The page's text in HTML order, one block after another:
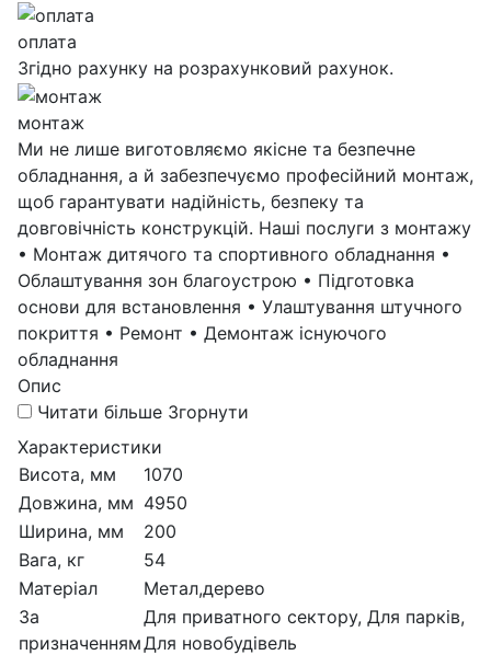
оплата
Згідно рахунку на розрахунковий рахунок.
монтаж
Ми не лише виготовляємо якісне та безпечне
обладнання, а й забезпечуємо професійний монтаж,
щоб гарантувати надійність, безпеку та
довговічність конструкцій. Наші послуги з монтажу
• Монтаж дитячого та спортивного обладнання •
Облаштування зон благоустрою • Підготовка
основи для встановлення • Улаштування штучного
покриття • Ремонт • Демонтаж існуючого
обладнання
Опис
Читати більше Згорнути
Характеристики
Висота, мм
1070
Довжина, мм 4950
Ширина, мм
200
Вага, кг
54
Матеріал
Метал,дерево
За
призначенням
Для приватного сектору, Для парків,
Для новобудівель